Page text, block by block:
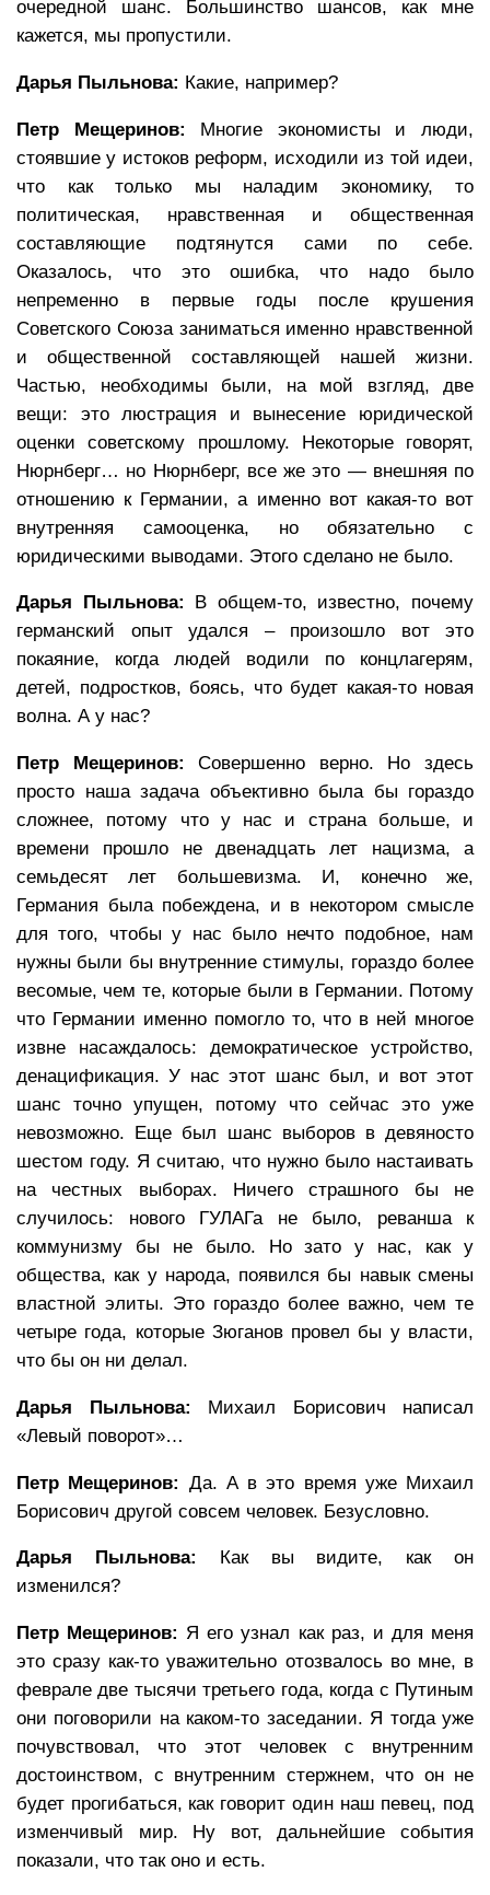
очередной шанс. Большинство шансов, как мне
кажется, мы пропустили.
Дарья Пыльнова: Какие, например?
Петр Мещеринов: Многие экономисты и люди,
стоявшие у истоков реформ, исходили из той идеи,
что как только мы наладим экономику, то
политическая, нравственная и общественная
составляющие подтянутся сами по себе.
Оказалось, что это ошибка, что надо было
непременно в первые годы после крушения
Советского Союза заниматься именно нравственной
и общественной составляющей нашей жизни.
Частью, необходимы были, на мой взгляд, две
вещи: это люстрация и вынесение юридической
оценки советскому прошлому. Некоторые говорят,
Нюрнберг… но Нюрнберг, все же это — внешняя по
отношению к Германии, а именно вот какая-то вот
внутренняя самооценка, но обязательно с
юридическими выводами. Этого сделано не было.
Дарья Пыльнова: В общем-то, известно, почему
германский опыт удался – произошло вот это
покаяние, когда людей водили по концлагерям,
детей, подростков, боясь, что будет какая-то новая
волна. А у нас?
Петр Мещеринов: Совершенно верно. Но здесь
просто наша задача объективно была бы гораздо
сложнее, потому что у нас и страна больше, и
времени прошло не двенадцать лет нацизма, а
семьдесят лет большевизма. И, конечно же,
Германия была побеждена, и в некотором смысле
для того, чтобы у нас было нечто подобное, нам
нужны были бы внутренние стимулы, гораздо более
весомые, чем те, которые были в Германии. Потому
что Германии именно помогло то, что в ней многое
извне насаждалось: демократическое устройство,
денацификация. У нас этот шанс был, и вот этот
шанс точно упущен, потому что сейчас это уже
невозможно. Еще был шанс выборов в девяносто
шестом году. Я считаю, что нужно было настаивать
на честных выборах. Ничего страшного бы не
случилось: нового ГУЛАГа не было, реванша к
коммунизму бы не было. Но зато у нас, как у
общества, как у народа, появился бы навык смены
властной элиты. Это гораздо более важно, чем те
четыре года, которые Зюганов провел бы у власти,
что бы он ни делал.
Дарья Пыльнова: Михаил Борисович написал
«Левый поворот»…
Петр Мещеринов: Да. А в это время уже Михаил
Борисович другой совсем человек. Безусловно.
Дарья Пыльнова: Как вы видите, как он
изменился?
Петр Мещеринов: Я его узнал как раз, и для меня
это сразу как-то уважительно отозвалось во мне, в
феврале две тысячи третьего года, когда с Путиным
они поговорили на каком-то заседании. Я тогда уже
почувствовал, что этот человек с внутренним
достоинством, с внутренним стержнем, что он не
будет прогибаться, как говорит один наш певец, под
изменчивый мир. Ну вот, дальнейшие события
показали, что так оно и есть.